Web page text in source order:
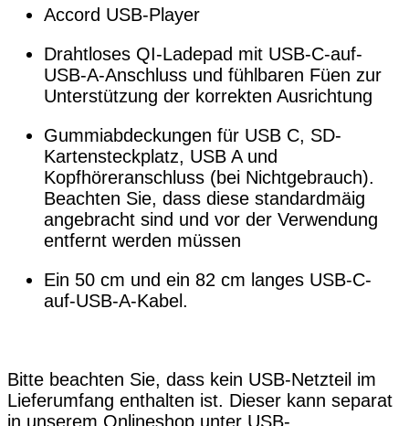
Accord USB-Player
Drahtloses QI-Ladepad mit USB-C-auf-
USB-A-Anschluss und fühlbaren Füen zur
Unterstützung der korrekten Ausrichtung
Gummiabdeckungen für USB C, SD-
Kartensteckplatz, USB A und
Kopfhöreranschluss (bei Nichtgebrauch).
Beachten Sie, dass diese standardmäig
angebracht sind und vor der Verwendung
entfernt werden müssen
Ein 50 cm und ein 82 cm langes USB-C-
auf-USB-A-Kabel.
Bitte beachten Sie, dass kein USB-Netzteil im
Lieferumfang enthalten ist. Dieser kann separat
in unserem Onlineshop unter USB-